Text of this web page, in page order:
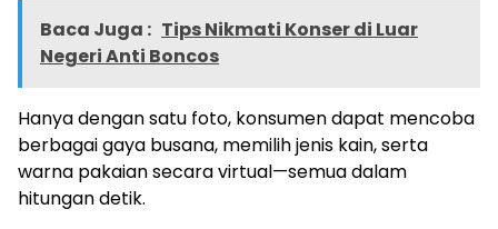
Baca Juga : Tips Nikmati Konser di Luar
Negeri Anti Boncos
Hanya dengan satu foto, konsumen dapat mencoba
berbagai gaya busana, memilih jenis kain, serta
warna pakaian secara virtual—semua dalam
hitungan detik.